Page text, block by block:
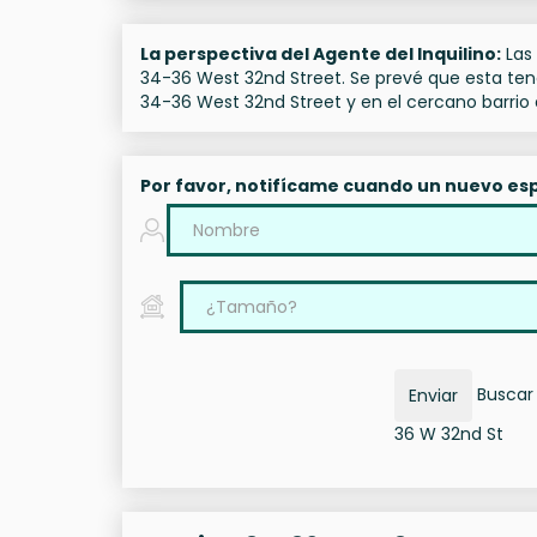
La perspectiva del Agente del Inquilino:
34-36 West 32nd Street. Se prevé que esta
34-36 West 32nd Street y en el cercano barrio
Por favor, notifícame cuando un nuevo
Enviar
36 W 32nd St